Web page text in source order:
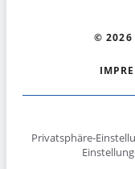
© 2026
Privatsphäre-